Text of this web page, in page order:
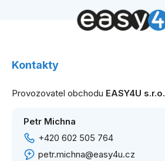
Kontakty
Provozovatel obchodu EASY4U s.r.o.
Petr Michna
+420 602 505 764
petr.michna@easy4u.cz